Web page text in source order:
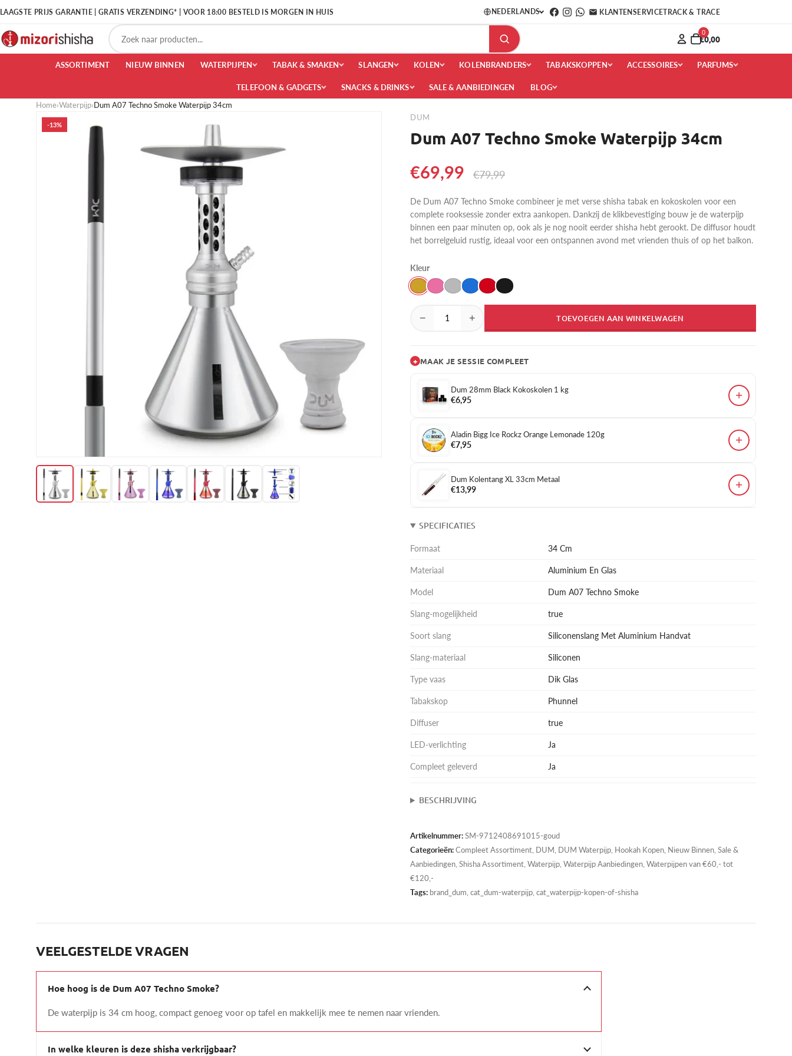
LAAGSTE PRIJS GARANTIE | GRATIS VERZENDING* | VOOR 18:00 BESTELD IS MORGEN IN HUIS NEDERLANDS KLANTENSERVICETRACK & TRACE
0
€0,00
ASSORTIMENT NIEUW BINNEN WATERPIJPEN TABAK & SMAKEN SLANGEN KOLEN KOLENBRANDERS TABAKSKOPPEN ACCESSOIRES PARFUMS
TELEFOON & GADGETS SNACKS & DRINKS SALE & AANBIEDINGEN BLOG
Home›Waterpijp›Dum A07 Techno Smoke Waterpijp 34cm
-13%
DUM
Dum A07 Techno Smoke Waterpijp 34cm
€69,99 €79,99
De Dum A07 Techno Smoke combineer je met verse shisha tabak en kokoskolen voor een
complete rooksessie zonder extra aankopen. Dankzij de klikbevestiging bouw je de waterpijp
binnen een paar minuten op, ook als je nog nooit eerder shisha hebt gerookt. De diffusor houdt
het borrelgeluid rustig, ideaal voor een ontspannen avond met vrienden thuis of op het balkon.
Kleur
− + TOEVOEGEN AAN WINKELWAGEN
+ MAAK JE SESSIE COMPLEET
Dum 28mm Black Kokoskolen 1 kg
€6,95
+
Aladin Bigg Ice Rockz Orange Lemonade 120g
€7,95
+
Dum Kolentang XL 33cm Metaal
€13,99
+
SPECIFICATIES
Formaat 34 Cm
Materiaal Aluminium En Glas
Model Dum A07 Techno Smoke
Slang-mogelijkheid true
Soort slang Siliconenslang Met Aluminium Handvat
Slang-materiaal Siliconen
Type vaas Dik Glas
Tabakskop Phunnel
Diffuser true
LED-verlichting Ja
Compleet geleverd Ja
BESCHRIJVING
Artikelnummer:SM-9712408691015-goud
Categorieën:Compleet Assortiment DUM DUM Waterpijp Hookah Kopen Nieuw Binnen Sale &
Aanbiedingen Shisha Assortiment Waterpijp Waterpijp Aanbiedingen Waterpijpen van €60,- tot
€120,-
Tags: brand_dum, cat_dum-waterpijp, cat_waterpijp-kopen-of-shisha
VEELGESTELDE VRAGEN
Hoe hoog is de Dum A07 Techno Smoke?
De waterpijp is 34 cm hoog, compact genoeg voor op tafel en makkelijk mee te nemen naar vrienden.
In welke kleuren is deze shisha verkrijgbaar?